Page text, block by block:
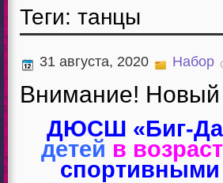
Теги: танцы
31 августа, 2020 Набор
Внимание!
ДЮСШ «Биг-
детей в